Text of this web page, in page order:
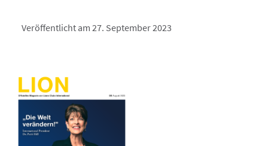
Veröffentlicht am 27. September 2023